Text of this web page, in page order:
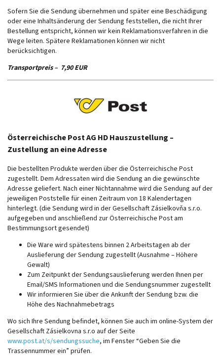
Sofern Sie die Sendung übernehmen und später eine Beschädigung
oder eine Inhaltsänderung der Sendung feststellen, die nicht Ihrer
Bestellung entspricht, können wir kein Reklamationsverfahren in die
Wege leiten. Spätere Reklamationen können wir nicht
berücksichtigen.
Transportpreis – 7,90 EUR
Österreichische Post AG HD Hauszustellung –
Zustellung an eine Adresse
Die bestellten Produkte werden über die Österreichische Post
zugestellt. Dem Adressaten wird die Sendung an die gewünschte
Adresse geliefert. Nach einer Nichtannahme wird die Sendung auf der
jeweiligen Poststelle für einen Zeitraum von 18 Kalendertagen
hinterlegt. (die Sendung wird in der Gesellschaft Zásielkovňa s.r.o.
aufgegeben und anschließend zur Österreichische Post am
Bestimmungsort gesendet)
Die Ware wird spätestens binnen 2 Arbeitstagen ab der
Auslieferung der Sendung zugestellt (Ausnahme – Höhere
Gewalt)
Zum Zeitpunkt der Sendungsauslieferung werden Ihnen per
Email/SMS Informationen und die Sendungsnummer zugestellt
Wir informieren Sie über die Ankunft der Sendung bzw. die
Höhe des Nachnahmebetrags
Wo sich Ihre Sendung befindet, können Sie auch im online-System der
Gesellschaft Zásielkovna s.r.o auf der Seite
www.post.at/s/sendungssuche, im Fenster “Geben Sie die
Trassennummer ein” prüfen.